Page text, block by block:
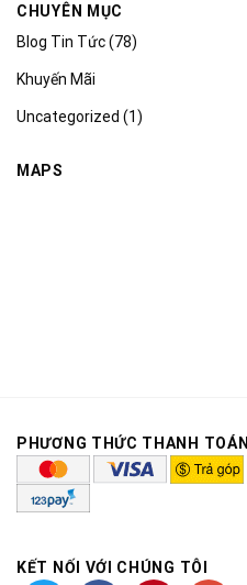
CHUYÊN MỤC
Blog Tin Tức(78)
Khuyến Mãi
Uncategorized (1)
MAPS
PHƯƠNG THỨC THANH TOÁN
KẾT NỐI VỚI CHÚNG TÔI